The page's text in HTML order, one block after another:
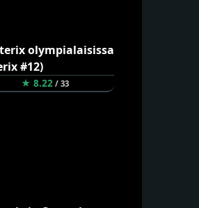
★ 8.22/ 33